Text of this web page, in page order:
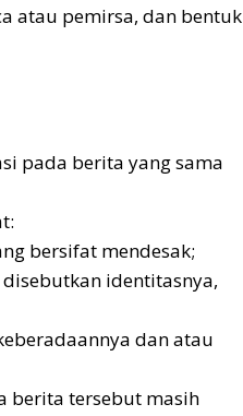
atau pemirsa, dan bentuk
pada berita yang sama
bersifat mendesak;
identitasnya,
dan atau
berita tersebut masih